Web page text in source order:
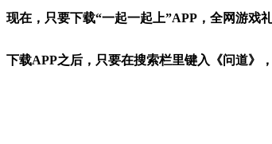
现在，只要下载“一起一起上”APP，全网游戏
下载APP之后，只要在搜索栏里键入《问道》